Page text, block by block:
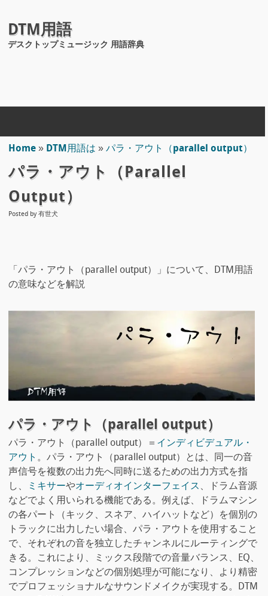
DTM用語
デスクトップミュージック 用語辞典
Home » DTM用語は » パラ・アウト（parallel output）
パラ・アウト（parallel
Output）
Posted by有世犬
「パラ・アウト（parallel output）」について、DTM用語
の意味などを解説
パラ・アウト（parallel output）
パラ・アウト（parallel output）＝ インディビデュアル・
アウト 。パラ・アウト（parallel output）とは、同一の音
声信号を複数の出力先へ同時に送るための出力方式を指
し、
ミキサーやオーディオインターフェイス 、ドラム音源
などでよく用いられる機能である。例えば、ドラムマシン
の各パート（キック、スネア、ハイハットなど）を個別の
トラックに出力したい場合、パラ・アウトを使用すること
で、それぞれの音を独立したチャンネルにルーティングで
きる。これにより、ミックス段階での音量バランス、EQ、
コンプレッションなどの個別処理が可能になり、より精密
でプロフェッショナルなサウンドメイクが実現する。DTM